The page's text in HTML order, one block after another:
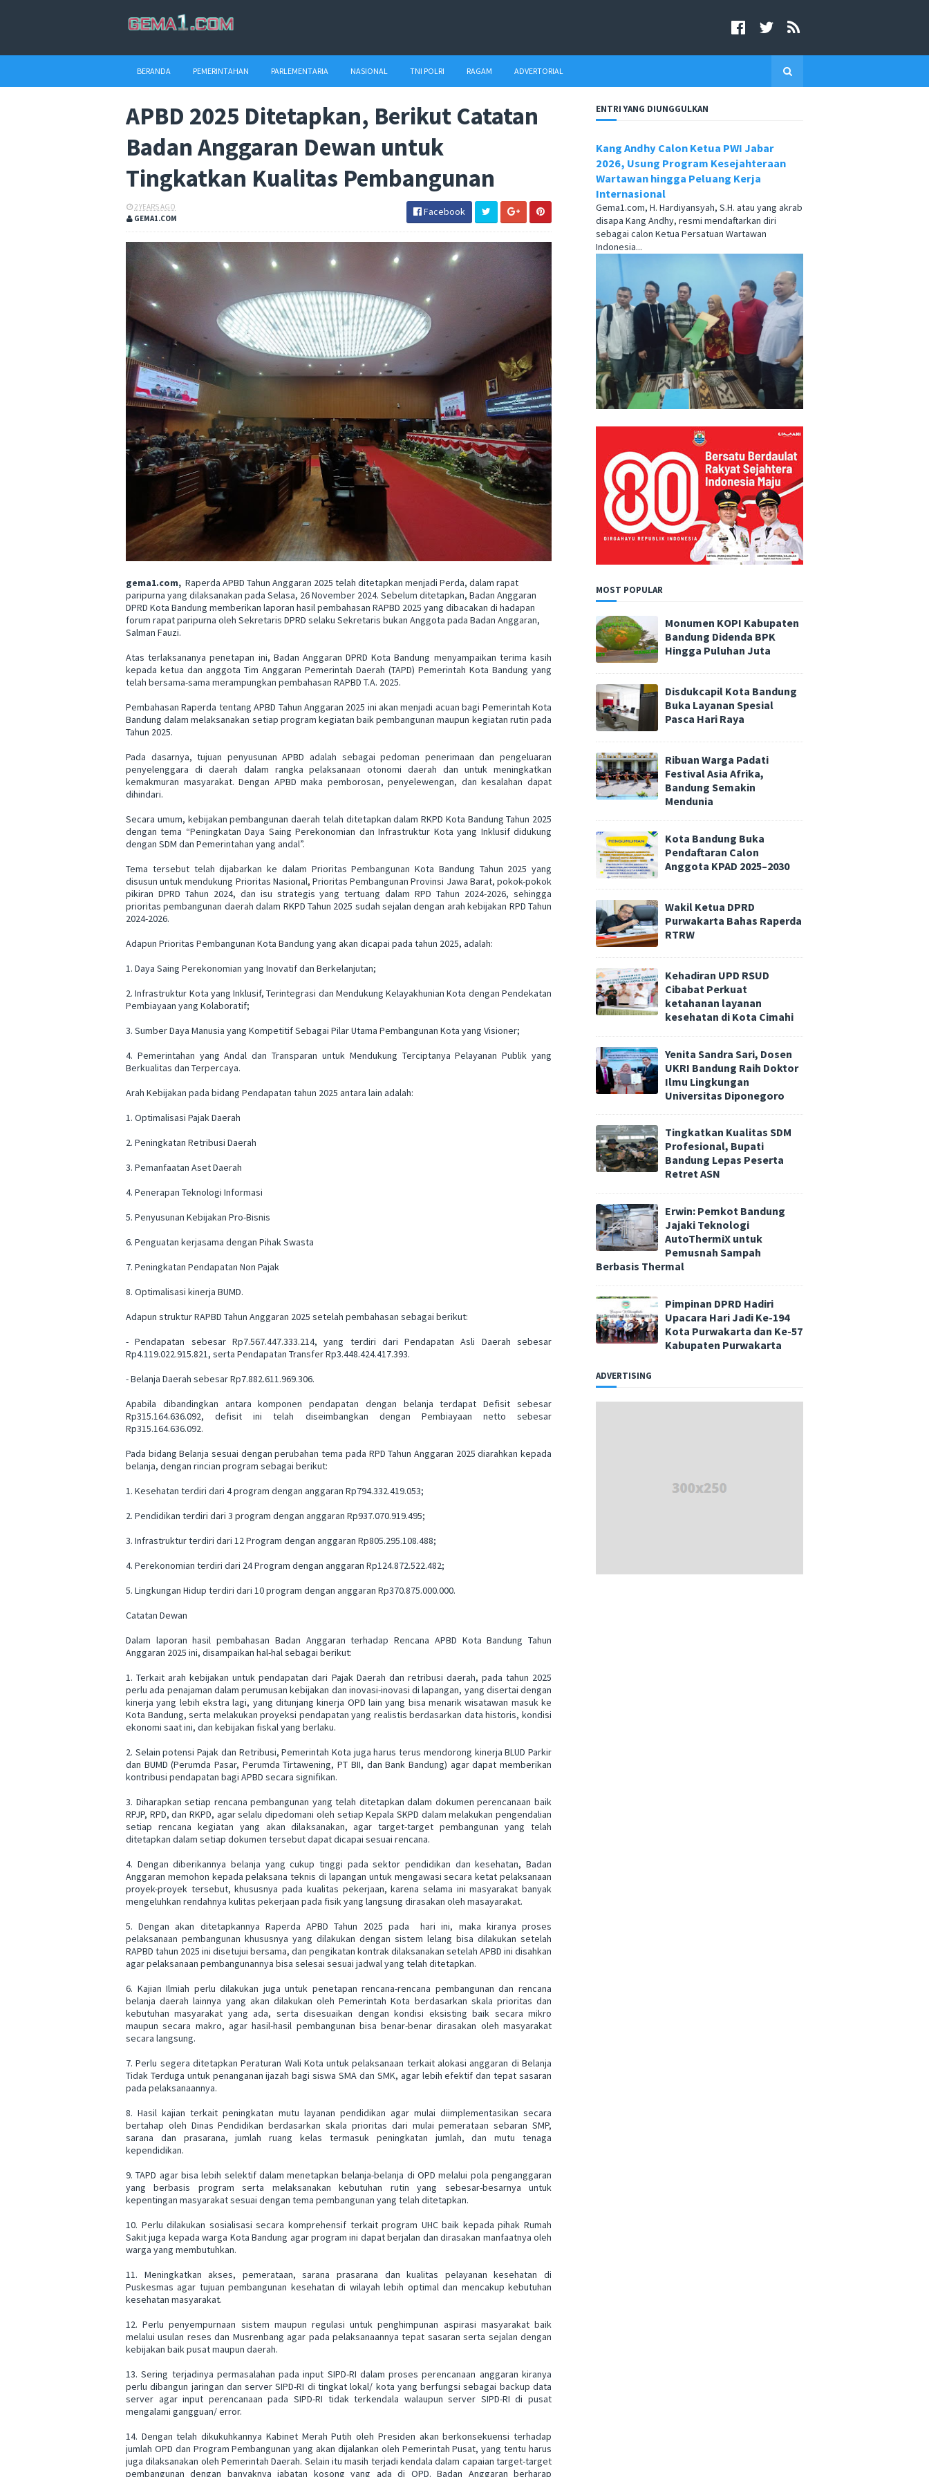
BERANDA PEMERINTAHAN PARLEMENTARIA NASIONAL TNI POLRI RAGAM ADVERTORIAL
APBD 2025 Ditetapkan, Berikut Catatan
Badan Anggaran Dewan untuk
Tingkatkan Kualitas Pembangunan
2 YEARS AGO
GEMA1.COM
Facebook
gema1.com, Raperda APBD Tahun Anggaran 2025 telah ditetapkan menjadi Perda, dalam rapat
paripurna yang dilaksanakan pada Selasa, 26 November 2024. Sebelum ditetapkan, Badan Anggaran
DPRD Kota Bandung memberikan laporan hasil pembahasan RAPBD 2025 yang dibacakan di hadapan
forum rapat paripurna oleh Sekretaris DPRD selaku Sekretaris bukan Anggota pada Badan Anggaran,
Salman Fauzi.
Atas terlaksananya penetapan ini, Badan Anggaran DPRD Kota Bandung menyampaikan terima kasih
kepada ketua dan anggota Tim Anggaran Pemerintah Daerah (TAPD) Pemerintah Kota Bandung yang
telah bersama-sama merampungkan pembahasan RAPBD T.A. 2025.
Pembahasan Raperda tentang APBD Tahun Anggaran 2025 ini akan menjadi acuan bagi Pemerintah Kota
Bandung dalam melaksanakan setiap program kegiatan baik pembangunan maupun kegiatan rutin pada
Tahun 2025.
Pada dasarnya, tujuan penyusunan APBD adalah sebagai pedoman penerimaan dan pengeluaran
penyelenggara di daerah dalam rangka pelaksanaan otonomi daerah dan untuk meningkatkan
kemakmuran masyarakat. Dengan APBD maka pemborosan, penyelewengan, dan kesalahan dapat
dihindari.
Secara umum, kebijakan pembangunan daerah telah ditetapkan dalam RKPD Kota Bandung Tahun 2025
dengan tema “Peningkatan Daya Saing Perekonomian dan Infrastruktur Kota yang Inklusif didukung
dengan SDM dan Pemerintahan yang andal”.
Tema tersebut telah dijabarkan ke dalam Prioritas Pembangunan Kota Bandung Tahun 2025 yang
disusun untuk mendukung Prioritas Nasional, Prioritas Pembangunan Provinsi Jawa Barat, pokok-pokok
pikiran DPRD Tahun 2024, dan isu strategis yang tertuang dalam RPD Tahun 2024-2026, sehingga
prioritas pembangunan daerah dalam RKPD Tahun 2025 sudah sejalan dengan arah kebijakan RPD Tahun
2024-2026.
Adapun Prioritas Pembangunan Kota Bandung yang akan dicapai pada tahun 2025, adalah:
1. Daya Saing Perekonomian yang Inovatif dan Berkelanjutan;
2. Infrastruktur Kota yang Inklusif, Terintegrasi dan Mendukung Kelayakhunian Kota dengan Pendekatan
Pembiayaan yang Kolaboratif;
3. Sumber Daya Manusia yang Kompetitif Sebagai Pilar Utama Pembangunan Kota yang Visioner;
4. Pemerintahan yang Andal dan Transparan untuk Mendukung Terciptanya Pelayanan Publik yang
Berkualitas dan Terpercaya.
Arah Kebijakan pada bidang Pendapatan tahun 2025 antara lain adalah:
1. Optimalisasi Pajak Daerah
2. Peningkatan Retribusi Daerah
3. Pemanfaatan Aset Daerah
4. Penerapan Teknologi Informasi
5. Penyusunan Kebijakan Pro-Bisnis
6. Penguatan kerjasama dengan Pihak Swasta
7. Peningkatan Pendapatan Non Pajak
8. Optimalisasi kinerja BUMD.
Adapun struktur RAPBD Tahun Anggaran 2025 setelah pembahasan sebagai berikut:
- Pendapatan sebesar Rp7.567.447.333.214, yang terdiri dari Pendapatan Asli Daerah sebesar
Rp4.119.022.915.821, serta Pendapatan Transfer Rp3.448.424.417.393.
- Belanja Daerah sebesar Rp7.882.611.969.306.
Apabila dibandingkan antara komponen pendapatan dengan belanja terdapat Defisit sebesar
Rp315.164.636.092, defisit ini telah diseimbangkan dengan Pembiayaan netto sebesar
Rp315.164.636.092.
Pada bidang Belanja sesuai dengan perubahan tema pada RPD Tahun Anggaran 2025 diarahkan kepada
belanja, dengan rincian program sebagai berikut:
1. Kesehatan terdiri dari 4 program dengan anggaran Rp794.332.419.053;
2. Pendidikan terdiri dari 3 program dengan anggaran Rp937.070.919.495;
3. Infrastruktur terdiri dari 12 Program dengan anggaran Rp805.295.108.488;
4. Perekonomian terdiri dari 24 Program dengan anggaran Rp124.872.522.482;
5. Lingkungan Hidup terdiri dari 10 program dengan anggaran Rp370.875.000.000.
Catatan Dewan
Dalam laporan hasil pembahasan Badan Anggaran terhadap Rencana APBD Kota Bandung Tahun
Anggaran 2025 ini, disampaikan hal-hal sebagai berikut:
1. Terkait arah kebijakan untuk pendapatan dari Pajak Daerah dan retribusi daerah, pada tahun 2025
perlu ada penajaman dalam perumusan kebijakan dan inovasi-inovasi di lapangan, yang disertai dengan
kinerja yang lebih ekstra lagi, yang ditunjang kinerja OPD lain yang bisa menarik wisatawan masuk ke
Kota Bandung, serta melakukan proyeksi pendapatan yang realistis berdasarkan data historis, kondisi
ekonomi saat ini, dan kebijakan fiskal yang berlaku.
2. Selain potensi Pajak dan Retribusi, Pemerintah Kota juga harus terus mendorong kinerja BLUD Parkir
dan BUMD (Perumda Pasar, Perumda Tirtawening, PT BII, dan Bank Bandung) agar dapat memberikan
kontribusi pendapatan bagi APBD secara signifikan.
3. Diharapkan setiap rencana pembangunan yang telah ditetapkan dalam dokumen perencanaan baik
RPJP, RPD, dan RKPD, agar selalu dipedomani oleh setiap Kepala SKPD dalam melakukan pengendalian
setiap rencana kegiatan yang akan dilaksanakan, agar target-target pembangunan yang telah
ditetapkan dalam setiap dokumen tersebut dapat dicapai sesuai rencana.
4. Dengan diberikannya belanja yang cukup tinggi pada sektor pendidikan dan kesehatan, Badan
Anggaran memohon kepada pelaksana teknis di lapangan untuk mengawasi secara ketat pelaksanaan
proyek-proyek tersebut, khususnya pada kualitas pekerjaan, karena selama ini masyarakat banyak
mengeluhkan rendahnya kulitas pekerjaan pada fisik yang langsung dirasakan oleh masayarakat.
5. Dengan akan ditetapkannya Raperda APBD Tahun 2025 pada hari ini, maka kiranya proses
pelaksanaan pembangunan khususnya yang dilakukan dengan sistem lelang bisa dilakukan setelah
RAPBD tahun 2025 ini disetujui bersama, dan pengikatan kontrak dilaksanakan setelah APBD ini disahkan
agar pelaksanaan pembangunannya bisa selesai sesuai jadwal yang telah ditetapkan.
6. Kajian Ilmiah perlu dilakukan juga untuk penetapan rencana-rencana pembangunan dan rencana
belanja daerah lainnya yang akan dilakukan oleh Pemerintah Kota berdasarkan skala prioritas dan
kebutuhan masyarakat yang ada, serta disesuaikan dengan kondisi eksisting baik secara mikro
maupun secara makro, agar hasil-hasil pembangunan bisa benar-benar dirasakan oleh masyarakat
secara langsung.
7. Perlu segera ditetapkan Peraturan Wali Kota untuk pelaksanaan terkait alokasi anggaran di Belanja
Tidak Terduga untuk penanganan ijazah bagi siswa SMA dan SMK, agar lebih efektif dan tepat sasaran
pada pelaksanaannya.
8. Hasil kajian terkait peningkatan mutu layanan pendidikan agar mulai diimplementasikan secara
bertahap oleh Dinas Pendidikan berdasarkan skala prioritas dari mulai pemerataan sebaran SMP,
sarana dan prasarana, jumlah ruang kelas termasuk peningkatan jumlah, dan mutu tenaga
kependidikan.
9. TAPD agar bisa lebih selektif dalam menetapkan belanja-belanja di OPD melalui pola penganggaran
yang berbasis program serta melaksanakan kebutuhan rutin yang sebesar-besarnya untuk
kepentingan masyarakat sesuai dengan tema pembangunan yang telah ditetapkan.
10. Perlu dilakukan sosialisasi secara komprehensif terkait program UHC baik kepada pihak Rumah
Sakit juga kepada warga Kota Bandung agar program ini dapat berjalan dan dirasakan manfaatnya oleh
warga yang membutuhkan.
11. Meningkatkan akses, pemerataan, sarana prasarana dan kualitas pelayanan kesehatan di
Puskesmas agar tujuan pembangunan kesehatan di wilayah lebih optimal dan mencakup kebutuhan
kesehatan masyarakat.
12. Perlu penyempurnaan sistem maupun regulasi untuk penghimpunan aspirasi masyarakat baik
melalui usulan reses dan Musrenbang agar pada pelaksanaannya tepat sasaran serta sejalan dengan
kebijakan baik pusat maupun daerah.
13. Sering terjadinya permasalahan pada input SIPD-RI dalam proses perencanaan anggaran kiranya
perlu dibangun jaringan dan server SIPD-RI di tingkat lokal/ kota yang berfungsi sebagai backup data
server agar input perencanaan pada SIPD-RI tidak terkendala walaupun server SIPD-RI di pusat
mengalami gangguan/ error.
14. Dengan telah dikukuhkannya Kabinet Merah Putih oleh Presiden akan berkonsekuensi terhadap
jumlah OPD dan Program Pembangunan yang akan dijalankan oleh Pemerintah Pusat, yang tentu harus
juga dilaksanakan oleh Pemerintah Daerah. Selain itu masih terjadi kendala dalam capaian target-target
pembangunan dengan banyaknya jabatan kosong yang ada di OPD. Badan Anggaran berharap
ENTRI YANG DIUNGGULKAN
Kang Andhy Calon Ketua PWI Jabar
2026, Usung Program Kesejahteraan
Wartawan hingga Peluang Kerja
Internasional
Gema1.com, H. Hardiyansyah, S.H. atau yang akrab
disapa Kang Andhy, resmi mendaftarkan diri
sebagai calon Ketua Persatuan Wartawan
Indonesia...
MOST POPULAR
Monumen KOPI Kabupaten
Bandung Didenda BPK
Hingga Puluhan Juta
Disdukcapil Kota Bandung
Buka Layanan Spesial
Pasca Hari Raya
Ribuan Warga Padati
Festival Asia Afrika,
Bandung Semakin
Mendunia
Kota Bandung Buka
Pendaftaran Calon
Anggota KPAD 2025–2030
Wakil Ketua DPRD
Purwakarta Bahas Raperda
RTRW
Kehadiran UPD RSUD
Cibabat Perkuat
ketahanan layanan
kesehatan di Kota Cimahi
Yenita Sandra Sari, Dosen
UKRI Bandung Raih Doktor
Ilmu Lingkungan
Universitas Diponegoro
Tingkatkan Kualitas SDM
Profesional, Bupati
Bandung Lepas Peserta
Retret ASN
Erwin: Pemkot Bandung
Jajaki Teknologi
AutoThermiX untuk
Pemusnah Sampah
Berbasis Thermal
Pimpinan DPRD Hadiri
Upacara Hari Jadi Ke-194
Kota Purwakarta dan Ke-57
Kabupaten Purwakarta
ADVERTISING